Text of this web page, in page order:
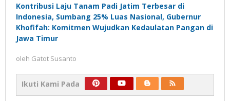
Kontribusi Laju Tanam Padi Jatim Terbesar di
Indonesia, Sumbang 25% Luas Nasional, Gubernur
Khofifah: Komitmen Wujudkan Kedaulatan Pangan di
Jawa Timur
oleh Gatot Susanto
Ikuti Kami Pada